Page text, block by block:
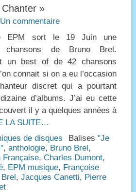
»
Un commentaire
EPM sort le 19 Juin une
chansons de Bruno Brel.
un best of de 42 chansons
connait si on a eu l’occasion
discret qui a pourtant
d’albums. J’ai eu cette
il y a quelques années à
LA SUITE…
de disques Balises "Je
, anthologie, Bruno Brel,
Française, Charles Dumont,
, EPM musique, Françoise
, Jacques Canetti, Pierre